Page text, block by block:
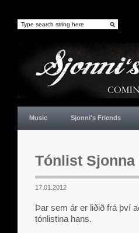
Music Sjonni's Friends
17.01.2012
Tónlist
Þar sem ár er liðið frá því
tónlistina hans.